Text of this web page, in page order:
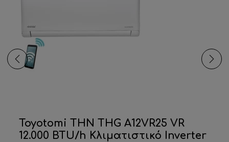
Toyotomi THN THG A12VR25 VR
12.000 BTU/h Κλιματιστικό Inverter